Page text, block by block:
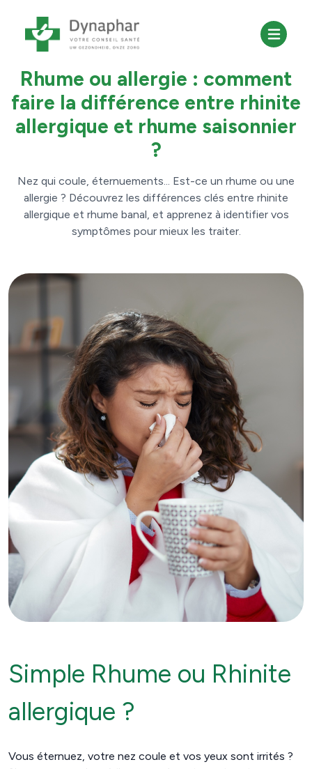
Allergies
Rhume ou allergie : comment
faire la différence entre rhinite
allergique et rhume saisonnier
?
Nez qui coule, éternuements... Est-ce un rhume ou une
allergie ? Découvrez les différences clés entre rhinite
allergique et rhume banal, et apprenez à identifier vos
symptômes pour mieux les traiter.
Simple Rhume ou Rhinite
allergique ?
Vous éternuez, votre nez coule et vos yeux sont irrités ?